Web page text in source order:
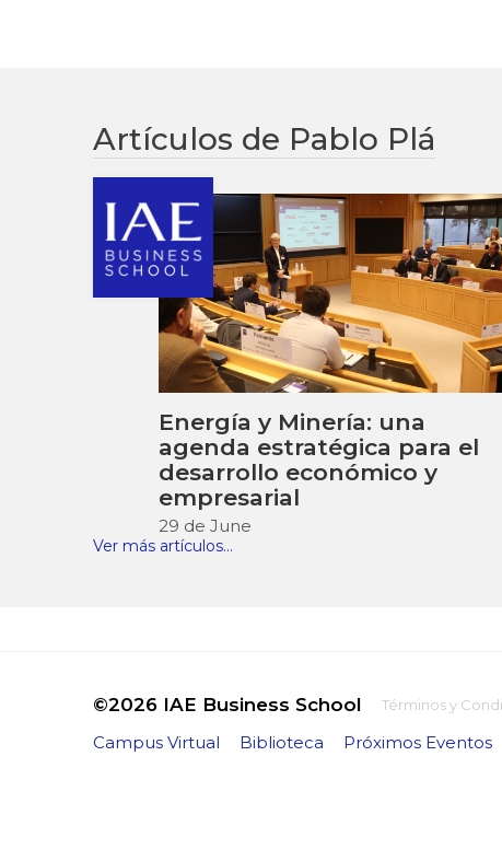
Artículos de Pablo Plá
Energía y Minería: una
agenda estratégica para el
desarrollo económico y
empresarial
29 de June
Ver más artículos...
©2026 IAE Business School Términos y
Campus Virtual Biblioteca Próximos Eventos